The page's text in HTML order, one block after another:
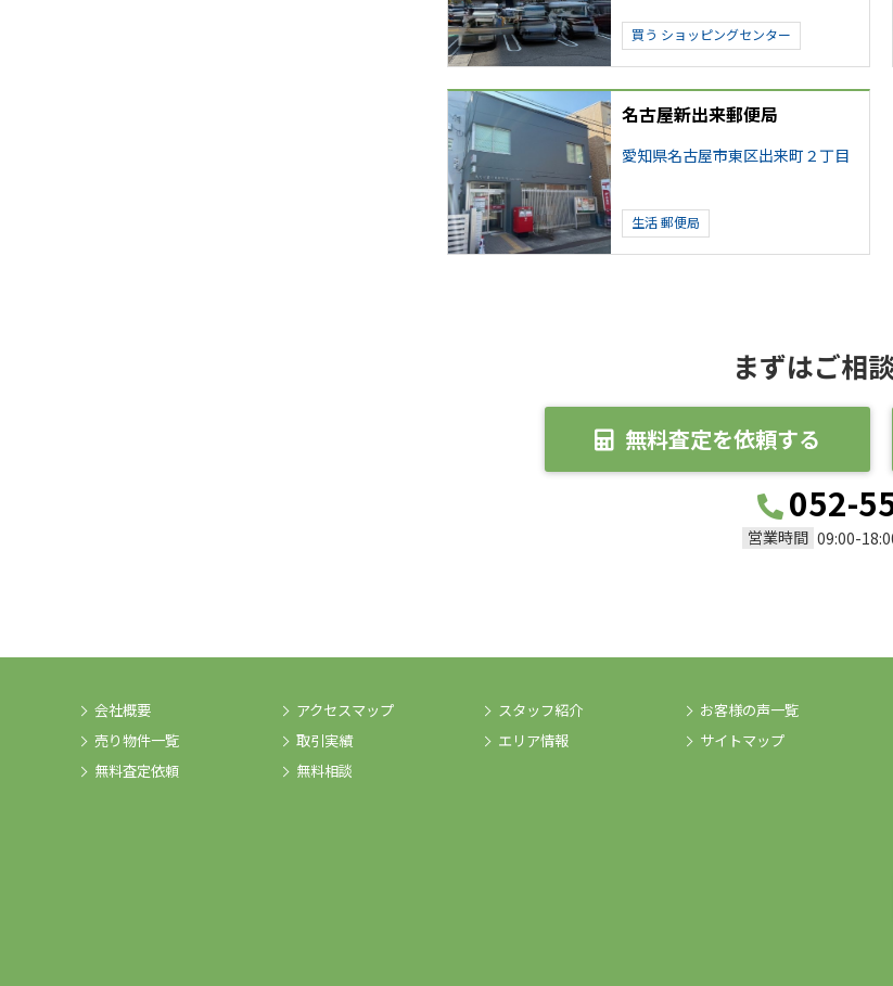
買う ショッピングセンター
名古屋新出来郵便局
愛知県名古屋市東区出来町２丁目
生活郵便局
まずはご相
無料査定を依頼する
052-
営業時間 09:00-
会社概要
売り物件一覧
無料査定依頼
アクセスマップ
取引実績
無料相談
スタッフ紹介
エリア情報
お客様の声一覧
サイトマップ